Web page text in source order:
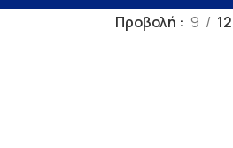
Προβολή 9 12